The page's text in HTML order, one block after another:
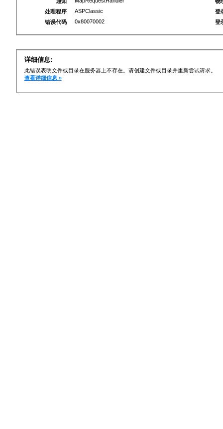
处理程序
ASPClassic
错误代码
0x80070002
登
登
详细信息:
此错误表明文件或目录在服务器上不存在。请创建文件或目录并重新尝试请求。
查看详细信息 »